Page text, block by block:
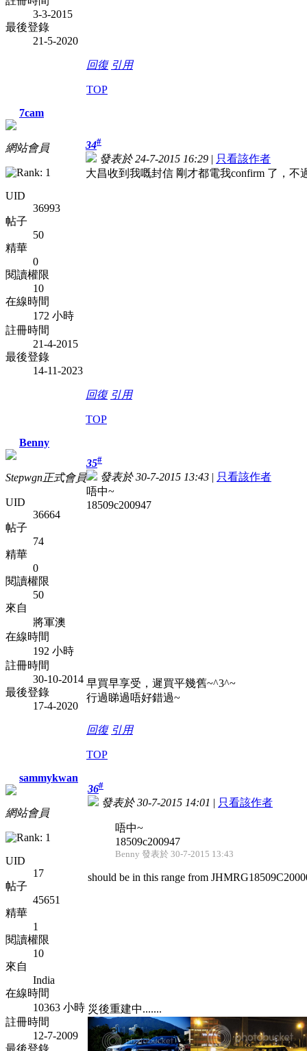
3-3-2015
最後登錄
21-5-2020
回復 引用
TOP
7cam
網站會員
UID
36993
帖子
50
精華
0
閱讀權限
10
在線時間
172 小時
註冊時間
21-4-2015
最後登錄
14-11-2023
34#
發表於 24-7-2015 16:29 | 只看該作者
大昌收到我嘅封信 剛才都電我confirm 了，不
回復 引用
TOP
Benny
Stepwgn正式會員
UID
36664
帖子
74
精華
0
閱讀權限
50
來自
將軍澳
在線時間
192 小時
註冊時間
30-10-2014
最後登錄
17-4-2020
35#
發表於 30-7-2015 13:43 | 只看該作者
唔中~
18509c200947
早買早享受，遲買平幾舊~^3^~
行過睇過唔好錯過~
回復 引用
TOP
sammykwan
網站會員
UID
17
帖子
45651
精華
1
閱讀權限
10
來自
India
在線時間
10363 小時
註冊時間
12-7-2009
最後登錄
36#
發表於 30-7-2015 14:01 | 只看該作者
唔中~
18509c200947
Benny 發表於 30-7-2015 13:43
should be in this range from
災後重建中.......